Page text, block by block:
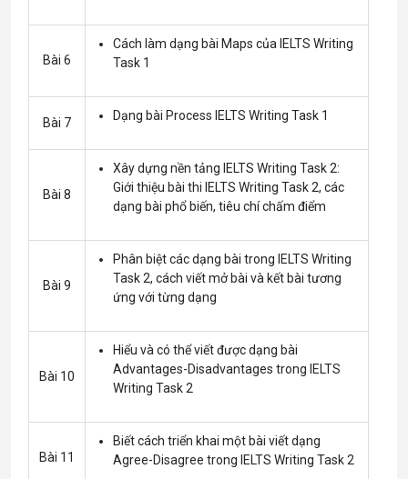
Bài 6
Cách làm dạng bài Maps của IELTS Writing
Task 1
Bài 7 Dạng bài Process IELTS Writing Task 1
Bài 8
Xây dựng nền tảng IELTS Writing Task 2:
Giới thiệu bài thi IELTS Writing Task 2, các
dạng bài phổ biến, tiêu chí chấm điểm
Bài 9
Phân biệt các dạng bài trong IELTS Writing
Task 2, cách viết mở bài và kết bài tương
ứng với từng dạng
Bài 10
Hiểu và có thể viết được dạng bài
Advantages-Disadvantages trong IELTS
Writing Task 2
Bài 11
Biết cách triển khai một bài viết dạng
Agree-Disagree trong IELTS Writing Task 2